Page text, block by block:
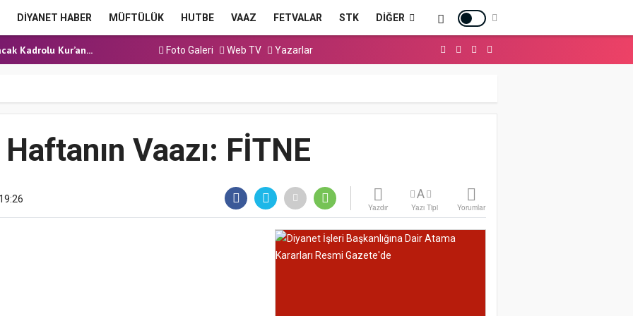
DİYANET HABER MÜFTÜLÜK HUTBE VAAZ FETVALAR STK DIĞER
Hutbesi
Hutbesi
Kadrolu Kur’an...
(Sözlü) So...
Hutbesi
Hutbesi
Hutbesi
Foto Galeri Web TV Yazarlar
Haftanın Vaazı: FİTNE
Yazdır
A
Yazı Tipi Yorumlar